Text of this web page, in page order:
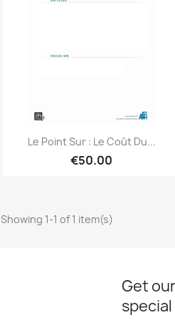
Quick view
Le Point Sur : Le Coût Du...
€50.00
Showing 1-1 of 1 item(s)
Get